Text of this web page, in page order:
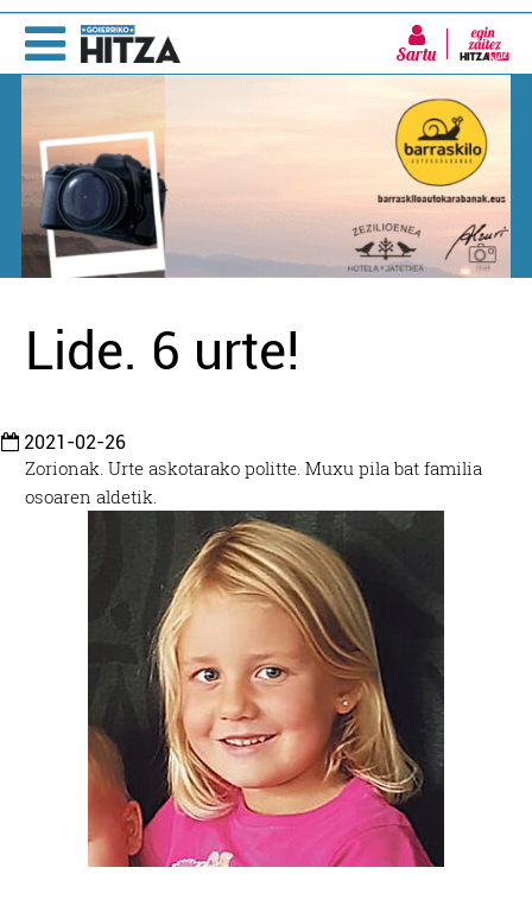
Sartu
Lide. 6 urte!
2021-02-26
Zorionak. Urte askotarako politte. Muxu pila bat familia
osoaren aldetik.